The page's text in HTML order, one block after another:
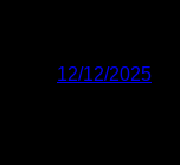
12/12/2025